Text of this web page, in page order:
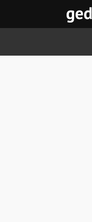
Перейти к
Перейти к навигации
Перейти к быстрым